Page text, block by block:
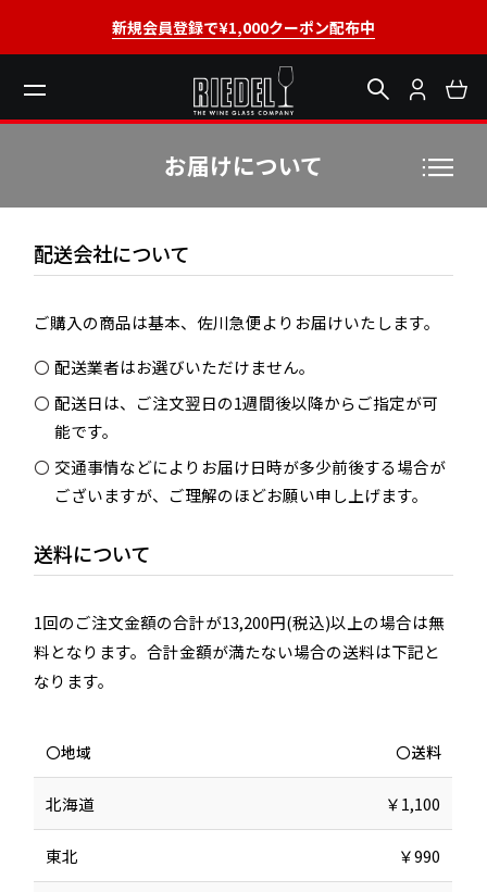
新規会員登録で¥1,000クーポン配布中
お届けについて
配送会社について
ご購入の商品は基本、佐川急便よりお届けいたします。
配送業者はお選びいただけません。
配送日は、ご注文翌日の1週間後以降からご指定が可
能です。
交通事情などによりお届け日時が多少前後する場合が
ございますが、ご理解のほどお願い申し上げます。
送料について
1回のご注文金額の合計が13,200円(税込)以上の場合は無
料となります。合計金額が満たない場合の送料は下記と
なります。
地域 送料
北海道 ￥1,100
東北 ￥990